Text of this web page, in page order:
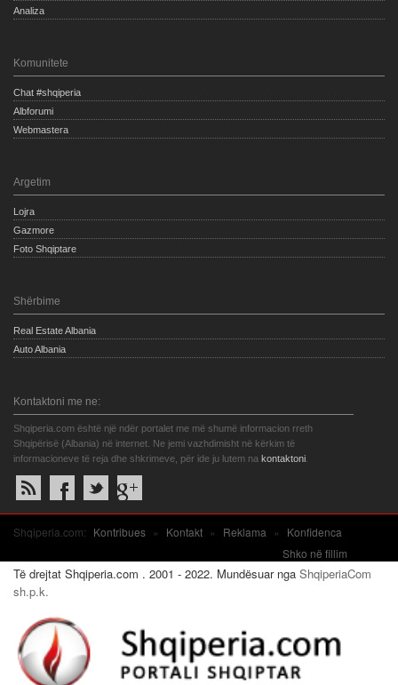
Analiza
Komunitete
Chat #shqiperia
Albforumi
Webmastera
Argetim
Lojra
Gazmore
Foto Shqiptare
Shërbime
Real Estate Albania
Auto Albania
Kontaktoni me ne:
Shqiperia.com është një ndër portalet me më shumë informacion rreth
Shqipërisë (Albania) në internet. Ne jemi vazhdimisht në kërkim të
informacioneve të reja dhe shkrimeve, për ide ju lutem na kontaktoni
Shqiperia.com: Kontribues » Kontakt » Reklama »
Konfidenca
Shko në fillim
Të drejtat Shqiperia.com . 2001 - 2022. Mundësuar nga ShqiperiaCom
sh.p.k.